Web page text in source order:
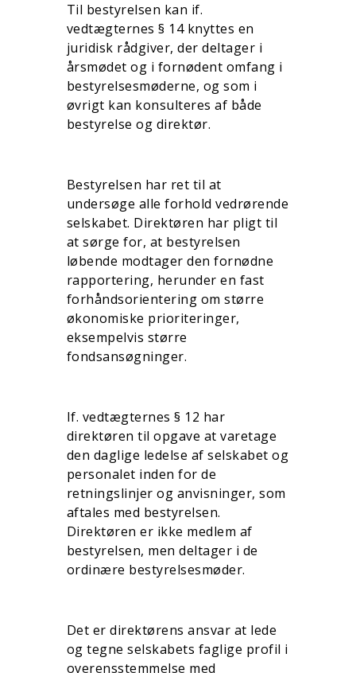
Til bestyrelsen kan if.
vedtægternes § 14 knyttes en
juridisk rådgiver, der deltager i
årsmødet og i fornødent omfang i
bestyrelsesmøderne, og som i
øvrigt kan konsulteres af både
bestyrelse og direktør.
Bestyrelsen har ret til at
undersøge alle forhold vedrørende
selskabet. Direktøren har pligt til
at sørge for, at bestyrelsen
løbende modtager den fornødne
rapportering, herunder en fast
forhåndsorientering om større
økonomiske prio­ri­teringer,
eksempelvis større
fondsansøgninger.
If. vedtægternes § 12 har
direktøren til opgave at varetage
den daglige ledelse af selskabet og
personalet inden for de
retningslinjer og anvisninger, som
aftales med bestyrelsen.
Direktøren er ikke medlem af
bestyrelsen, men deltager i de
ordinære bestyrelsesmøder.
Det er direktørens ansvar at lede
og tegne selskabets faglige profil i
overensstemmelse med